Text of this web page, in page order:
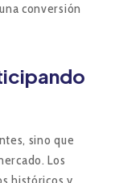
conversión
sino que
Los